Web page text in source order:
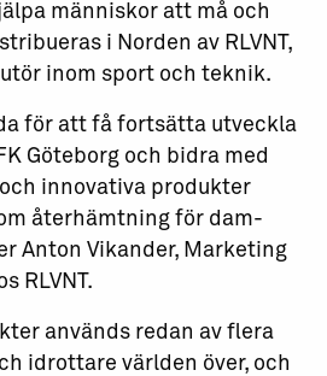
människor att må och
i Norden av RLVNT,
inom sport och teknik.
för att få fortsätta utveckla
Göteborg och bidra med
innovativa produkter
återhämtning för dam-
Anton Vikander, Marketing
RLVNT.
används redan av flera
idrottare världen över, och